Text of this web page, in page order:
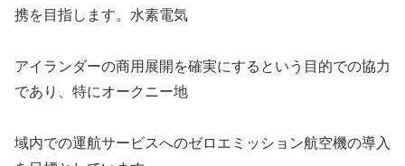
携を目指します。水素電気
アイランダーの商用展開を確実にするという目的での協力
であり、特にオークニー地
域内での運航サービスへのゼロエミッション航空機の導入